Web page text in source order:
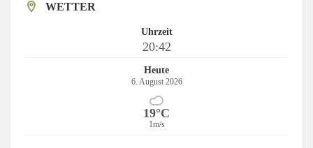
WETTER
Uhrzeit
20:42
Heute
6. August 2026
19°C
1m/s